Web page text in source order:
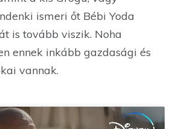
ismeri őt Bébi Yoda
is tovább viszik. Noha
ennek inkább gazdasági és
vannak.